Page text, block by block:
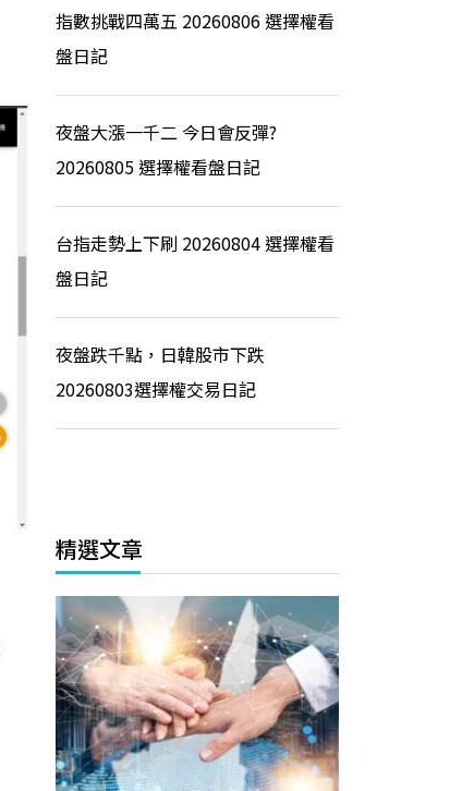
指數挑戰四萬五 20260806 選擇權看
盤日記
夜盤大漲一千二 今日會反彈?
20260805 選擇權看盤日記
台指走勢上下刷 20260804 選擇權看
盤日記
夜盤跌千點，日韓股市下跌
20260803選擇權交易日記
精選文章